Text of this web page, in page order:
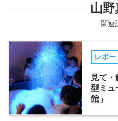
COLUMN
コラム
山
関連
レポー
見て
型ミュ
館」